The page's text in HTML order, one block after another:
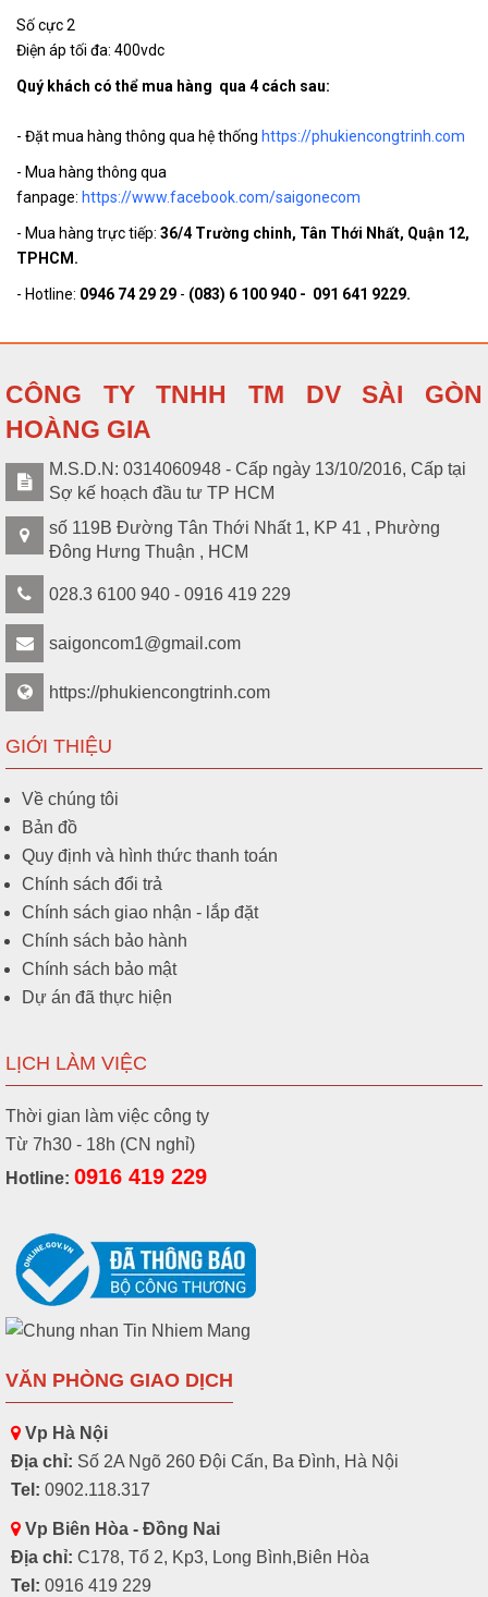
FXBZ
1000V 20A cho năng lượng
16
Cầu dao 4P 1000VDC 32A
Điện
S006381
Cầu dao 4P 1000VDC 32A
Liên
Số cực 2
Điện áp tối đa: 400vdc
Quý khách có thể mua hàng qua 4 cách sau:
- Đặt mua hàng thông qua hệ thống https://phukiencongtrinh.com
- Mua hàng thông qua
fanpage: https://www.facebook.com/saigonecom
- Mua hàng trực tiếp: 36/4 Trường chinh, Tân Thới Nhất, Quận 12,
TPHCM.
- Hotline: 0946 74 29 29 - (083) 6 100 940 - 091 641 9229.
CÔNG TY TNHH TM DV SÀI GÒN
HOÀNG GIA
M.S.D.N: 0314060948 - Cấp ngày 13/10/2016, Cấp tại
Sợ kế hoạch đầu tư TP HCM
số 119B Đường Tân Thới Nhất 1, KP 41 , Phường
Đông Hưng Thuận , HCM
028.3 6100 940 - 0916 419 229
saigoncom1@gmail.com
https://phukiencongtrinh.com
GIỚI THIỆU
Về chúng tôi
Bản đồ
Quy định và hình thức thanh toán
Chính sách đổi trả
Chính sách giao nhận - lắp đặt
Chính sách bảo hành
Chính sách bảo mật
Dự án đã thực hiện
LỊCH LÀM VIỆC
Thời gian làm việc công ty
Từ 7h30 - 18h (CN nghỉ)
Hotline: 0916 419 229
VĂN PHÒNG GIAO DỊCH
Vp Hà Nội
Địa chỉ: Số 2A Ngõ 260 Đội Cấn, Ba Đình, Hà Nội
Tel: 0902.118.317
Vp Biên Hòa - Đồng Nai
Địa chỉ: C178, Tổ 2, Kp3, Long Bình,Biên Hòa
Tel: 0916 419 229